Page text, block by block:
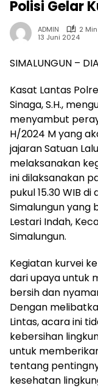
Polisi Gelar
ADMIN
2
13 Juni 2024
SIMALUNGUN –
Kasat Lantas
Sinaga, S.H.,
menyambut
H/2024 M yang
jajaran Satuan
melaksanakan
ini dilaksanakan
pukul 15.30 WIB
Simalungun yang
Lestari Indah,
Simalungun.
Kegiatan kurvei
dari upaya untuk
bersih dan
Dengan
Lintas, acara ini
kebersihan
untuk
tentang
kesehatan